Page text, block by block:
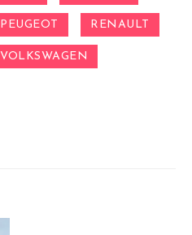
PEUGEOT RENAULT
VOLKSWAGEN